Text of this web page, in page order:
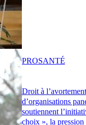
Droit à
d’organisations
soutiennent
choix », la pression
PROSANTÉ